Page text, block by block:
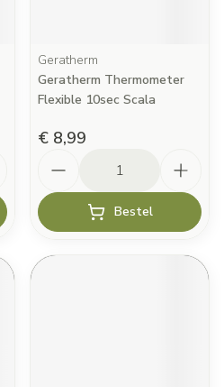
Geratherm
Geratherm Thermometer
Flexible 10sec Scala
€ 8,99
Bestel